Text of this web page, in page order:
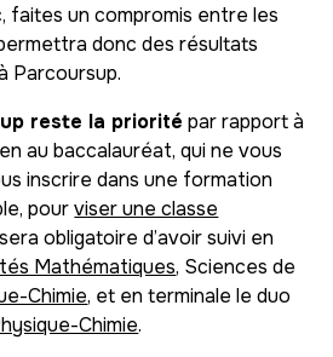
faites un compromis entre les
donc des résultats
Parcoursup.
reste la priorité par rapport à
au baccalauréat, qui ne vous
inscrire dans une formation
pourviser une classe
obligatoire d’avoir suivi en
Mathématiques, Sciences de
Chimie, et en terminale le duo
Chimie.